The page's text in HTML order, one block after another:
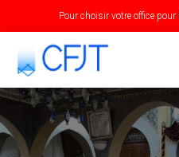
Pour choisir votre office